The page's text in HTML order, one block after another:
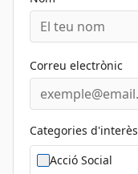
Correu electrònic
Categories d'interès
Acció Social